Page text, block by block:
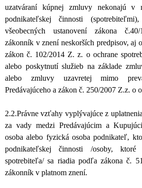
uzatváraní kúpnej zmluvy nekonajú v
podnikateľskej činnosti
všeobecných ustanovení zákona
zákonník v znení neskorších predpisov, aj
zákon č. 102/2014 Z. z. o ochrane
alebo poskytnutí služieb na základe
alebo zmluvy uzavretej mimo
Predávajúceho a zákon č. 250/2007 Z.z. o
2.2.Právne vzťahy vyplývajúce z
za vady medzi Predávajúcim a
osoba alebo fyzická osoba podnikateľ,
podnikateľskej činnosti /osoby,
spotrebiteľa/ sa riadia podľa zákona č.
zákonník v platnom znení.